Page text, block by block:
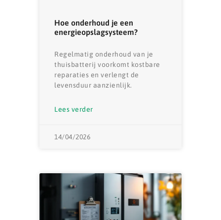
Hoe onderhoud je een
energieopslagsysteem?
Regelmatig onderhoud van je
thuisbatterij voorkomt kostbare
reparaties en verlengt de
levensduur aanzienlijk.
Lees verder
14/04/2026